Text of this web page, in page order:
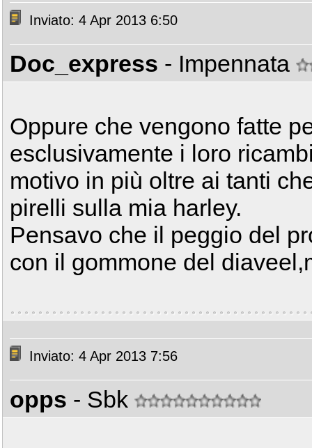
Inviato: 4 Apr 2013 6:50
Doc_express - Impennata
Oppure che vengono fatte
esclusivamente i loro
motivo in più oltre ai tanti
pirelli sulla mia harley.
Pensavo che il peggio del
con il gommone del
Inviato: 4 Apr 2013 7:56
opps - Sbk